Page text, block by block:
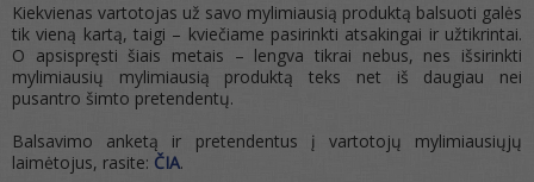
Kiekvienas vartotojas už savo mylimiausią produktą balsuoti galės
tik vieną kartą, taigi – kviečiame pasirinkti atsakingai ir užtikrintai.
O apsispręsti šiais metais – lengva tikrai nebus, nes išsirinkti
mylimiausių mylimiausią produktą teks net iš daugiau nei
pusantro šimto pretendentų.
Balsavimo anketą ir pretendentus į vartotojų mylimiausiųjų
laimėtojus, rasite: ČIA.